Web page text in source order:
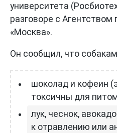
университета
разговоре с Агентством
«Москва».
Он сообщил, что
шоколад и кофеин
токсичны для
лук, чеснок,
к отравлению или